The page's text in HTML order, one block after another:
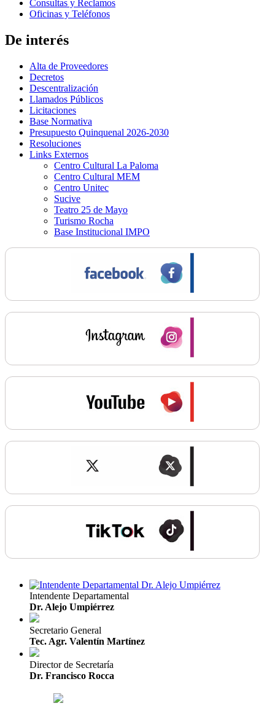
Consultas y Reclamos
Oficinas y Teléfonos
De interés
Alta de Proveedores
Decretos
Descentralización
Llamados Públicos
Licitaciones
Base Normativa
Presupuesto Quinquenal 2026-2030
Resoluciones
Links Externos
Centro Cultural La Paloma
Centro Cultural MEM
Centro Unitec
Sucive
Teatro 25 de Mayo
Turismo Rocha
Base Institucional IMPO
Intendente Departamental
Dr. Alejo Umpiérrez
Secretario General
Tec. Agr. Valentín Martínez
Director de Secretaría
Dr. Francisco Rocca